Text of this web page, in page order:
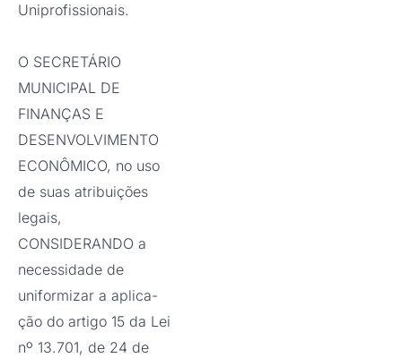
Uniprofissionais.
O SECRETÁRIO
MUNICIPAL DE
FINANÇAS E
DESENVOLVIMENTO
ECONÔMICO, no uso
de suas atribuições
legais,
CONSIDERANDO a
necessidade de
uniformizar a aplica-
ção do artigo 15 da Lei
nº 13.701, de 24 de